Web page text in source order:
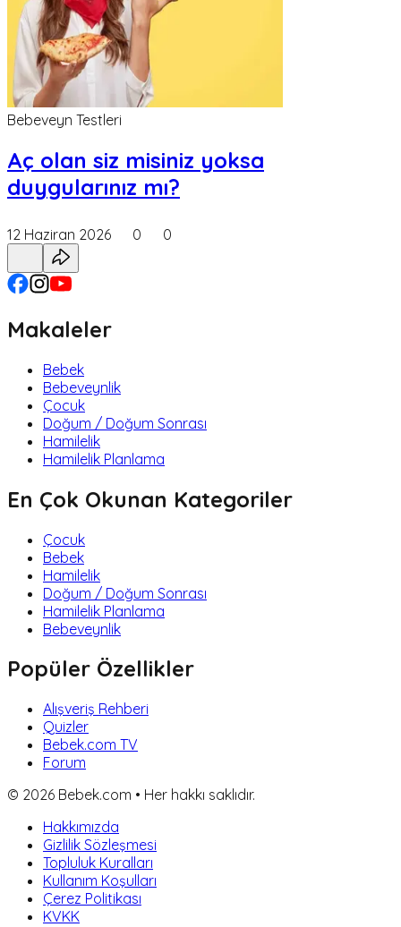
Bebeveyn Testleri
Aç olan siz misiniz yoksa
duygularınız mı?
12 Haziran 2026 0 0
Makaleler
Bebek
Bebeveynlik
Çocuk
Doğum / Doğum Sonrası
Hamilelik
Hamilelik Planlama
En Çok Okunan Kategoriler
Çocuk
Bebek
Hamilelik
Doğum / Doğum Sonrası
Hamilelik Planlama
Bebeveynlik
Popüler Özellikler
Alışveriş Rehberi
Quizler
Bebek.com TV
Forum
© 2026 Bebek.com • Her hakkı saklıdır.
Hakkımızda
Gizlilik Sözleşmesi
Topluluk Kuralları
Kullanım Koşulları
Çerez Politikası
KVKK